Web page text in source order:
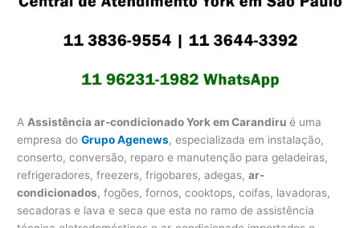
A Assistência ar-condicionado York em Carandirué uma
empresa doGrupo Agenews, especializada em instalação,
conserto, conversão, reparo e manutenção para geladeiras,
refrigeradores, freezers, frigobares, adegas,ar-
condicionados, fogões, fornos, cooktops, coifas, lavadoras,
secadoras e lava e seca que esta no ramo de assistência